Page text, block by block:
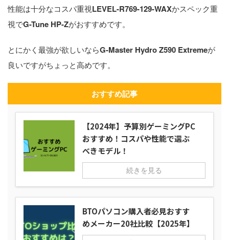
性能は十分なコスパ重視LEVEL-R769-129-WAXかスペック重
視でG-Tune HP-Zがおすすめです。
とにかく最強が欲しいならG-Master Hydro Z590 Extremeが
良いですがちょっと高めです。
おすすめ記事
【2024年】予算別ゲーミングPC
おすすめ！コスパや性能で選ぶ
べきモデル！
続きを見る
BTOパソコン購入者必見おすす
めメーカー20社比較【2025年】